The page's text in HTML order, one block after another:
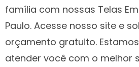
família com nossas Telas
Paulo. Acesse nosso site e
orçamento gratuito.
atender você com o melhor